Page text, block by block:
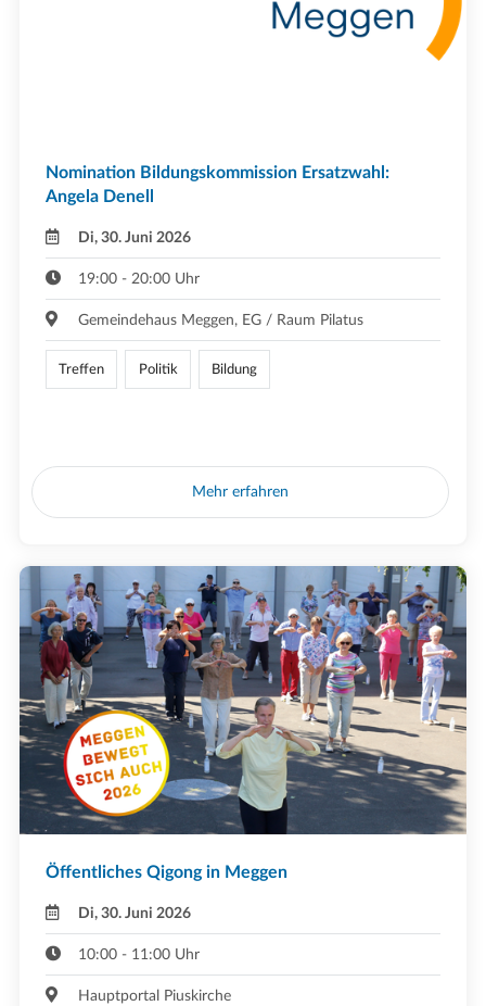
Nomination Bildungskommission Ersatzwahl:
Angela Denell
Di, 30. Juni 2026
19:00 - 20:00 Uhr
Gemeindehaus Meggen, EG / Raum Pilatus
Treffen Politik Bildung
Mehr erfahren
Öffentliches Qigong in Meggen
Di, 30. Juni 2026
10:00 - 11:00 Uhr
Hauptportal Piuskirche